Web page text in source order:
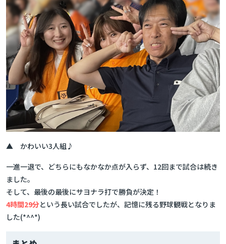
▲ かわいい3人組♪
一進一退で、どちらにもなかなか点が入らず、12回まで試合は続き
ました。
そして、最後の最後にサヨナラ打で勝負が決定！
4時間29分という長い試合でしたが、記憶に残る野球観戦となりま
した(*^^*)